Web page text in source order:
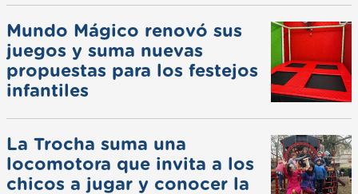
Mundo Mágico renovó sus
juegos y suma nuevas
propuestas para los festejos
infantiles
La Trocha suma una
locomotora que invita a los
chicos a jugar y conocer la